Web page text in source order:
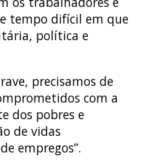
tempo difícil em que
política e
precisamos de
com a
dos pobres e
de vidas
empregos”.